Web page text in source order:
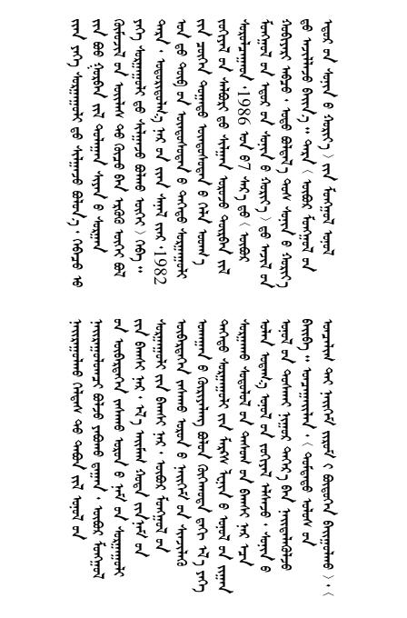
                                       1982                     1986  7                                      
                                                                                            